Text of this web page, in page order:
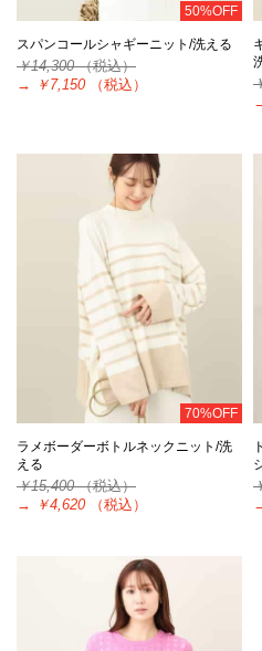
50%OFF
スパンコールシャギーニット/洗える
￥14,300（税込）
→
￥7,150 （税込）
70%OFF
ラメボーダーボトルネックニット/洗
える
￥15,400（税込）
→
￥4,620 （税込）